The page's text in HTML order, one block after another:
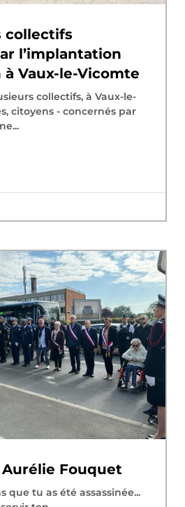
collectifs
l’implantation
à Vaux-le-Vicomte
collectifs, à Vaux-le-
citoyens - concernés par
Fouquet
que tu as été assassinée...